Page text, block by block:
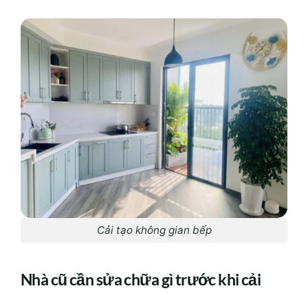
Cải tạo không gian bếp
Nhà cũ cần sửa chữa gì trước khi cải